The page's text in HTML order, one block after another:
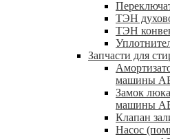
ТЭН
ТЭН
Запчасти для
машины
Замок
машины
Клапан
Насос